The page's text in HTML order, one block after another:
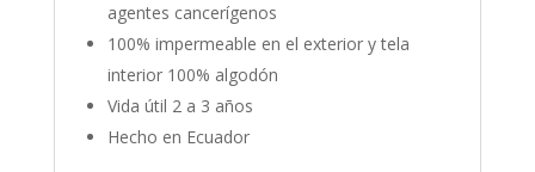
agentes cancerígenos
100% impermeable en el exterior y tela
interior 100% algodón
Vida útil 2 a 3 años
Hecho en Ecuador